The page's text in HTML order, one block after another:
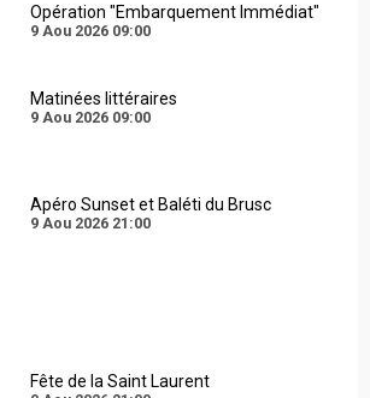
Opération "Embarquement Immédiat"
9 Aou 2026 09:00
Matinées littéraires
9 Aou 2026 09:00
Apéro Sunset et Baléti du Brusc
9 Aou 2026 21:00
Fête de la Saint Laurent